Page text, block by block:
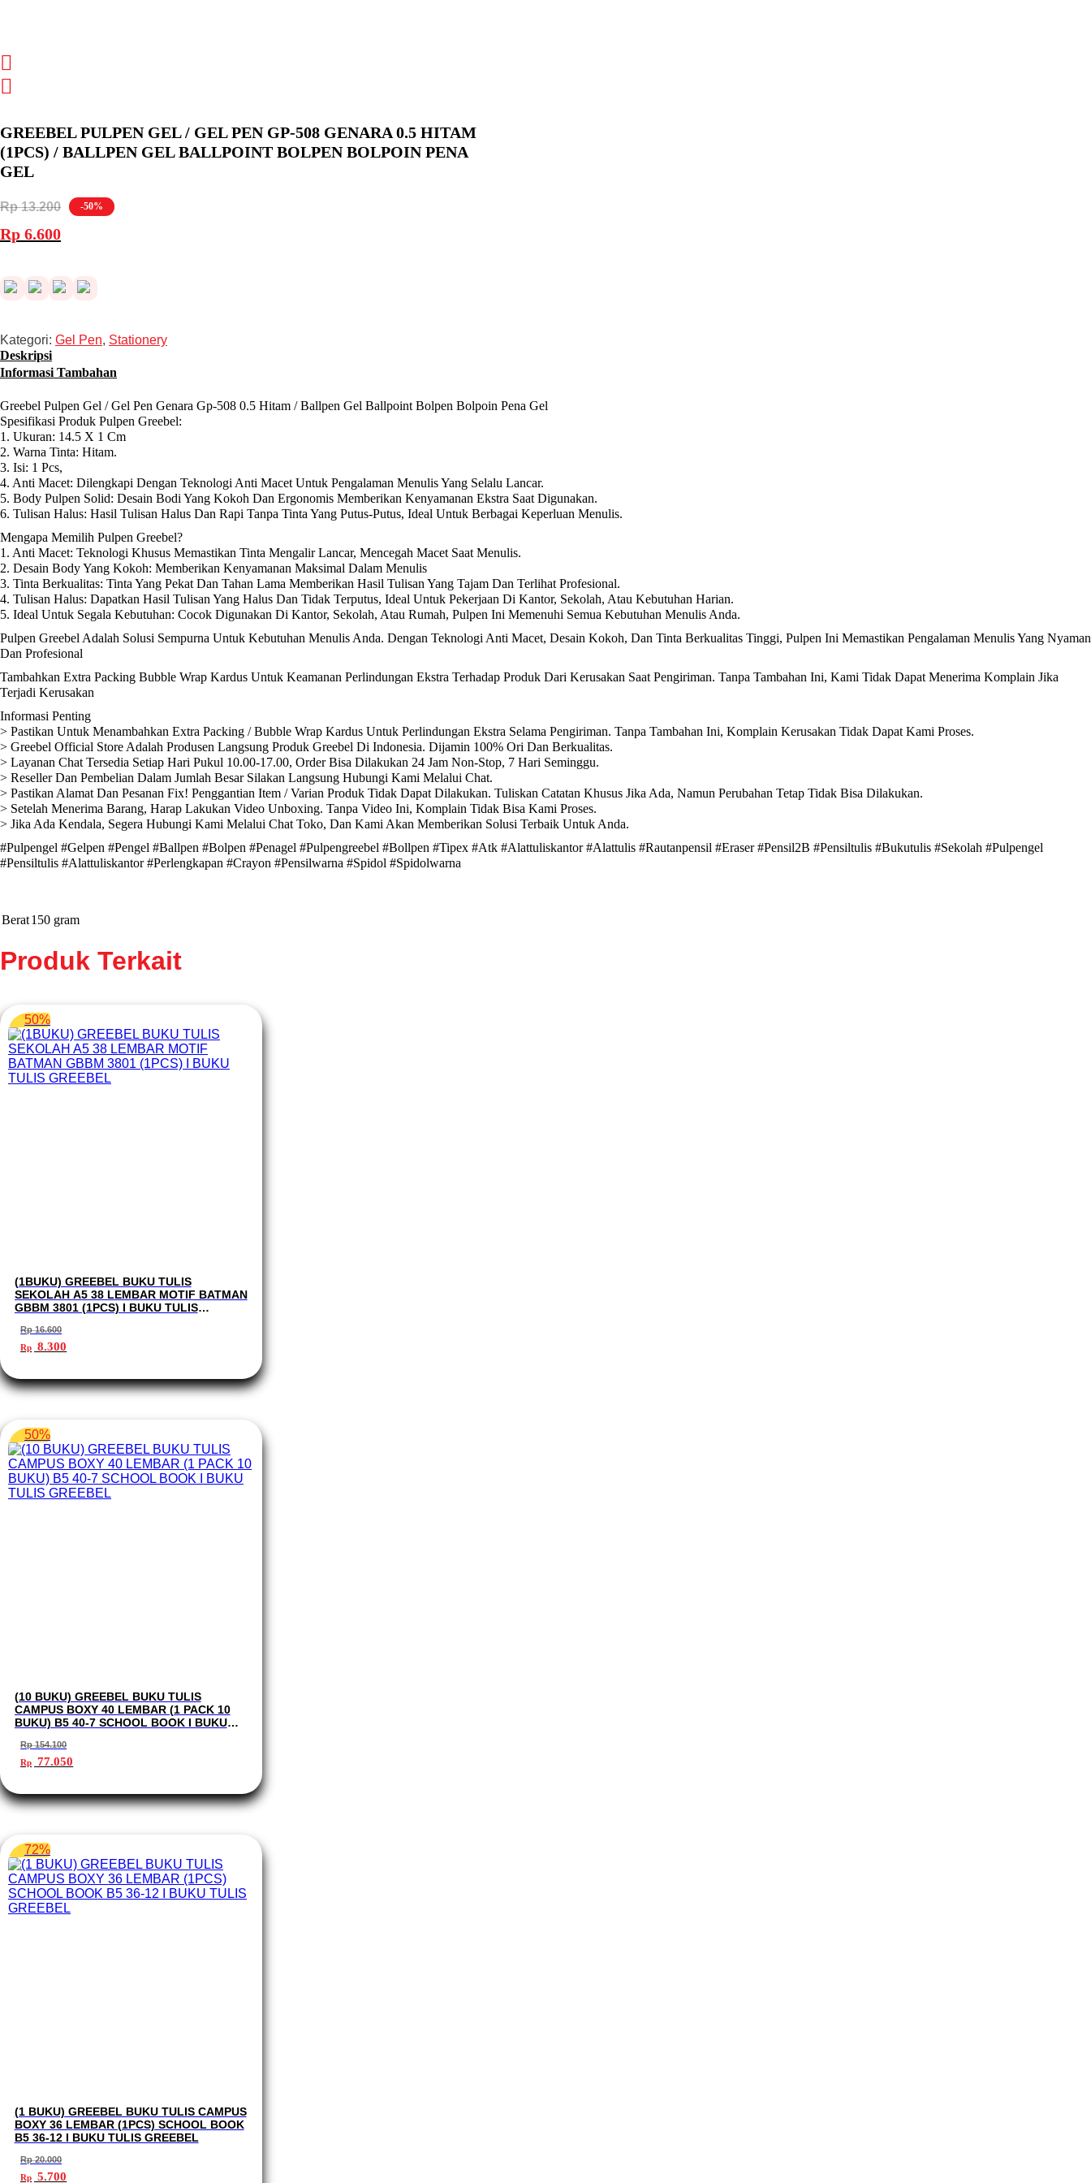
GREEBEL PULPEN GEL / GEL PEN GP-508 GENARA 0.5 HITAM
(1PCS) / BALLPEN GEL BALLPOINT BOLPEN BOLPOIN PENA
GEL
-50%
Rp13.200
Harga
aslinya
Rp 6.600Harga
saat
Rp 6.600.
Kategori: Gel Pen, Stationery
Deskripsi
Informasi Tambahan
Greebel Pulpen Gel / Gel Pen Genara Gp-508 0.5 Hitam / Ballpen Gel Ballpoint Bolpen Bolpoin Pena Gel
Spesifikasi Produk Pulpen Greebel:
1. Ukuran: 14.5 X 1 Cm
2. Warna Tinta: Hitam.
3. Isi: 1 Pcs,
4. Anti Macet: Dilengkapi Dengan Teknologi Anti Macet Untuk Pengalaman Menulis Yang Selalu Lancar.
5. Body Pulpen Solid: Desain Bodi Yang Kokoh Dan Ergonomis Memberikan Kenyamanan Ekstra Saat Digunakan.
6. Tulisan Halus: Hasil Tulisan Halus Dan Rapi Tanpa Tinta Yang Putus-Putus, Ideal Untuk Berbagai Keperluan Menulis.
Mengapa Memilih Pulpen Greebel?
1. Anti Macet: Teknologi Khusus Memastikan Tinta Mengalir Lancar, Mencegah Macet Saat Menulis.
2. Desain Body Yang Kokoh: Memberikan Kenyamanan Maksimal Dalam Menulis
3. Tinta Berkualitas: Tinta Yang Pekat Dan Tahan Lama Memberikan Hasil Tulisan Yang Tajam Dan Terlihat Profesional.
4. Tulisan Halus: Dapatkan Hasil Tulisan Yang Halus Dan Tidak Terputus, Ideal Untuk Pekerjaan Di Kantor, Sekolah, Atau Kebutuhan Harian.
5. Ideal Untuk Segala Kebutuhan: Cocok Digunakan Di Kantor, Sekolah, Atau Rumah, Pulpen Ini Memenuhi Semua Kebutuhan Menulis Anda.
Pulpen Greebel Adalah Solusi Sempurna Untuk Kebutuhan Menulis Anda. Dengan Teknologi Anti Macet, Desain Kokoh, Dan Tinta Berkualitas Tinggi, Pulpen Ini Memastikan Pengalaman Menulis Yang Nyaman
Dan Profesional
Tambahkan Extra Packing Bubble Wrap Kardus Untuk Keamanan Perlindungan Ekstra Terhadap Produk Dari Kerusakan Saat Pengiriman. Tanpa Tambahan Ini, Kami Tidak Dapat Menerima Komplain Jika
Terjadi Kerusakan
Informasi Penting
> Pastikan Untuk Menambahkan Extra Packing / Bubble Wrap Kardus Untuk Perlindungan Ekstra Selama Pengiriman. Tanpa Tambahan Ini, Komplain Kerusakan Tidak Dapat Kami Proses.
> Greebel Official Store Adalah Produsen Langsung Produk Greebel Di Indonesia. Dijamin 100% Ori Dan Berkualitas.
> Layanan Chat Tersedia Setiap Hari Pukul 10.00-17.00, Order Bisa Dilakukan 24 Jam Non-Stop, 7 Hari Seminggu.
> Reseller Dan Pembelian Dalam Jumlah Besar Silakan Langsung Hubungi Kami Melalui Chat.
> Pastikan Alamat Dan Pesanan Fix! Penggantian Item / Varian Produk Tidak Dapat Dilakukan. Tuliskan Catatan Khusus Jika Ada, Namun Perubahan Tetap Tidak Bisa Dilakukan.
> Setelah Menerima Barang, Harap Lakukan Video Unboxing. Tanpa Video Ini, Komplain Tidak Bisa Kami Proses.
> Jika Ada Kendala, Segera Hubungi Kami Melalui Chat Toko, Dan Kami Akan Memberikan Solusi Terbaik Untuk Anda.
#Pulpengel #Gelpen #Pengel #Ballpen #Bolpen #Penagel #Pulpengreebel #Bollpen #Tipex #Atk #Alattuliskantor #Alattulis #Rautanpensil #Eraser #Pensil2B #Pensiltulis #Bukutulis #Sekolah #Pulpengel
#Pensiltulis #Alattuliskantor #Perlengkapan #Crayon #Pensilwarna #Spidol #Spidolwarna
Berat150 gram
Produk Terkait
50%
(1BUKU) GREEBEL BUKU TULIS
SEKOLAH A5 38 LEMBAR MOTIF BATMAN
GBBM 3801 (1PCS) I BUKU TULIS
Rp16.600
Harga
aslinya
Rp 16.600.
Rp 8.300saat
adalah:
Rp 8.300.
50%
(10 BUKU) GREEBEL BUKU TULIS
CAMPUS BOXY 40 LEMBAR (1 PACK 10
BUKU) B5 40-7 SCHOOL BOOK I BUKU
Rp154.100
Harga
aslinya
Rp 154.100.
Rp 77.050saat
adalah:
Rp 77.050.
72%
(1 BUKU) GREEBEL BUKU TULIS CAMPUS
BOXY 36 LEMBAR (1PCS) SCHOOL BOOK
B5 36-12 I BUKU TULIS GREEBEL
Rp20.000
Harga
Rp 5.700